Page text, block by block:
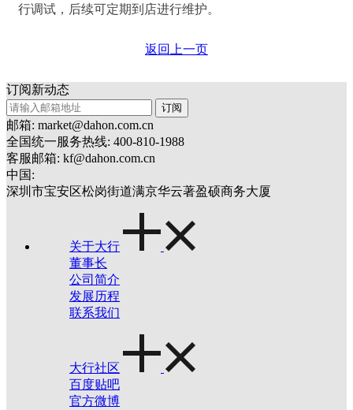
行调试， 后续可定期到店进行维护。
返回上一页
订阅新动态
订阅
邮箱: market@dahon.com.cn
全国统一服务热线: 400-810-1988
客服邮箱: kf@dahon.com.cn
中国:
深圳市宝安区松岗街道满京华云著盈硕商务大厦
关于大行
董事长
公司简介
发展历程
联系我们
大行社区
百度贴吧
官方微博